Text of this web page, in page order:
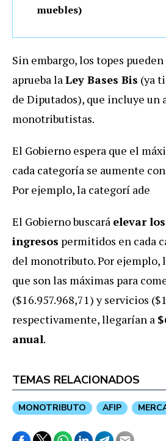
muebles)
Sin embargo, los topes
aprueba laLey Bases Bis (ya
de Diputados), que incluye un
monotributistas.
El Gobierno espera que el
cada categoría se aumente
Por ejemplo, la categorí ade
El Gobierno buscará elevar
ingresos permitidos en cada
del monotributo. Por ejemplo,
que son las máximas para
($16.957.968,71) y servicios
respectivamente, llegarían a
anual.
TEMAS RELACIONADOS
MONOTRIBUTO AFIP